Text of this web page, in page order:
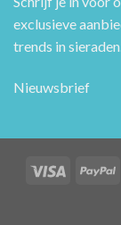
exclusieve
trends in
Nieuwsbrief